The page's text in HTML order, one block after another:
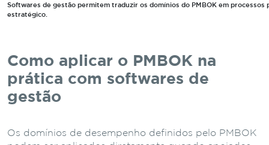
Softwares de gestão permitem traduzir os domínios do PMBOK em
estratégico.
Como aplicar o PMBOK na
prática com softwares de
gestão
Os domínios de desempenho definidos pelo PMBOK